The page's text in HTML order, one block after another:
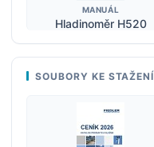
MANUÁL
Hladinoměr H520
SOUBORY KE STAŽENÍ